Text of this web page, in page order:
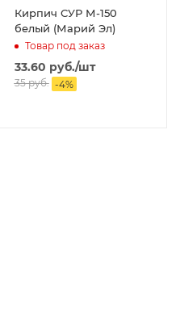
Кирпич СУР М-150
белый (Марий Эл)
Товар под заказ
33.60 руб./шт
35руб. -4%